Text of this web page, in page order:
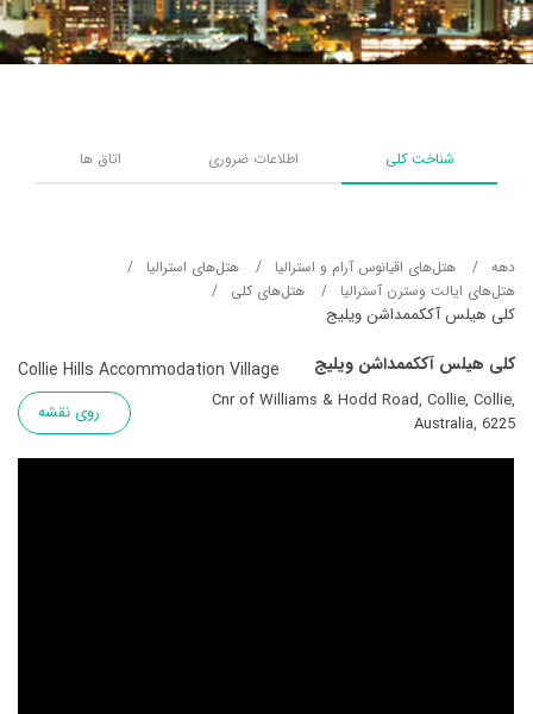
شناخت کلی اطلاعات ضروری اتاق ها
دهه هتل‌های اقیانوس آرام و استرالیا
هتل‌های استرالیا
هتل‌های ایالت وسترن آسترالیا
هتل‌های کلی
کلی هیلس آککممداشن ویلیج
کلی هیلس آککممداشن ویلیج Collie Hills Accommodation Village
Cnr of Williams & Hodd Road, Collie, Collie,
Australia, 6225
روی نقشه